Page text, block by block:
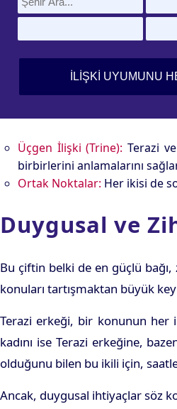
Üçgen İlişki (Trine): Terazi
birbirlerini anlamalarını sağlar
Ortak Noktalar: Her ikisi de
Duygusal ve
Bu çiftin belki de en güçlü bağı,
konuları tartışmaktan büyük
Terazi erkeği, bir konunun her
kadını ise Terazi erkeğine,
olduğunu bilen bu ikili için,
Ancak, duygusal ihtiyaçlar söz